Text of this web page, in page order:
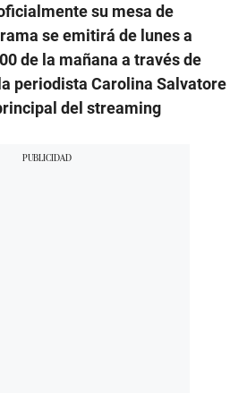
su mesa de
se emitirá de lunes a
de la mañana a través de
periodista Carolina Salvatore
del streaming